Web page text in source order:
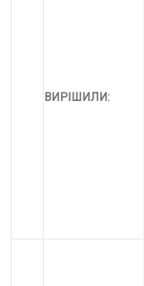
ВИРІШИЛИ: